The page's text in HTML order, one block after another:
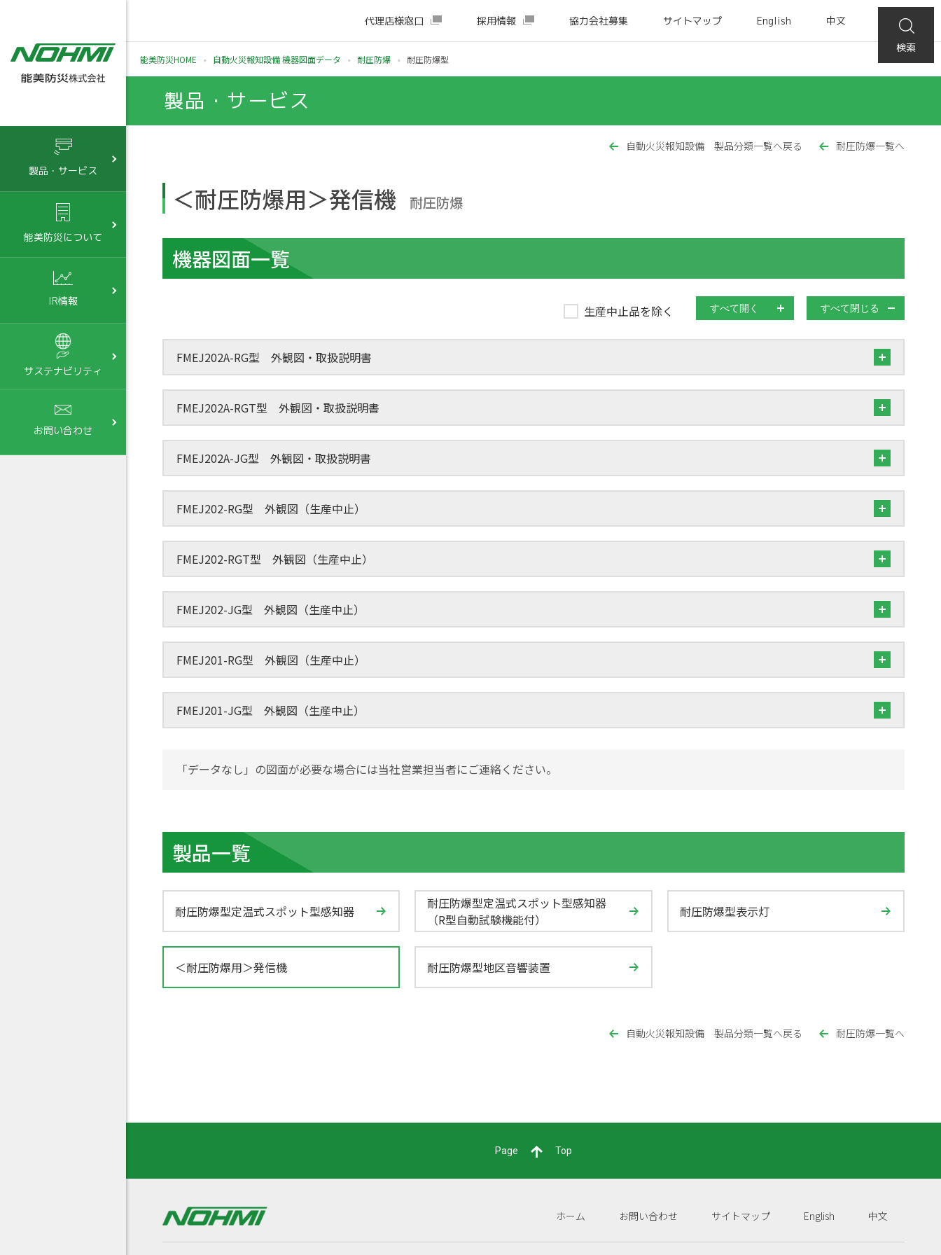
代理店様窓口 採用情報 協力会社募集 サイトマップ English
中文
検索
製品・サービス
能美防災について
IR情報
サステナビリティ
お問い合わせ
能美防災HOME 自動火災報知設備 機器図面データ 耐圧防爆 耐圧防爆型
製品・サービス
自動火災報知設備 製品分類一覧へ戻る 耐圧防爆一覧へ
＜耐圧防爆用＞発信機 耐圧防爆
機器図面一覧
生産中止品を除く すべて開く すべて閉じる
FMEJ202A-RG型 外観図・取扱説明書
FMEJ202A-RGT型 外観図・取扱説明書
FMEJ202A-JG型 外観図・取扱説明書
FMEJ202-RG型 外観図（生産中止）
FMEJ202-RGT型 外観図（生産中止）
FMEJ202-JG型 外観図（生産中止）
FMEJ201-RG型 外観図（生産中止）
FMEJ201-JG型 外観図（生産中止）
「データなし」の図面が必要な場合には当社営業担当者にご連絡ください。
製品一覧
耐圧防爆型定温式スポット型感知器
耐圧防爆型定温式スポット型感知器
（R型自動試験機能付）
耐圧防爆型表示灯
＜耐圧防爆用＞発信機 耐圧防爆型地区音響装置
自動火災報知設備 製品分類一覧へ戻る 耐圧防爆一覧へ
Page Top
ホーム お問い合わせ サイトマップ English 中文